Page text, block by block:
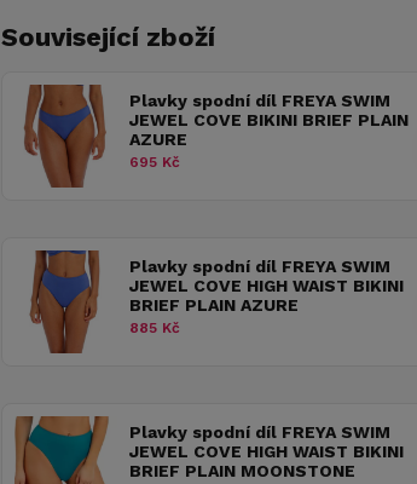
Související zboží
Plavky spodní díl FREYA SWIM
JEWEL COVE BIKINI BRIEF PLAIN
AZURE
695 Kč
Plavky spodní díl FREYA SWIM
JEWEL COVE HIGH WAIST BIKINI
BRIEF PLAIN AZURE
885 Kč
Plavky spodní díl FREYA SWIM
JEWEL COVE HIGH WAIST BIKINI
BRIEF PLAIN MOONSTONE